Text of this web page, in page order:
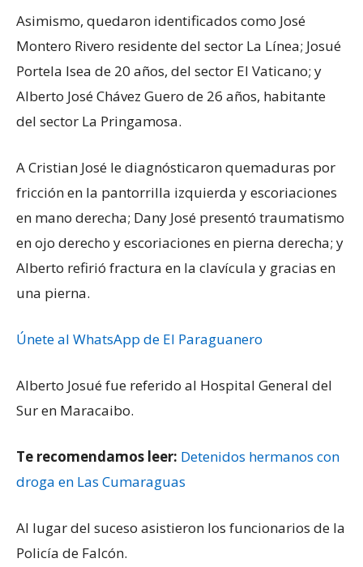
Asimismo, quedaron identificados como José
Montero Rivero residente del sector La Línea; Josué
Portela Isea de 20 años, del sector El Vaticano; y
Alberto José Chávez Guero de 26 años, habitante
del sector La Pringamosa.
A Cristian José le diagnósticaron quemaduras por
fricción en la pantorrilla izquierda y escoriaciones
en mano derecha; Dany José presentó traumatismo
en ojo derecho y escoriaciones en pierna derecha; y
Alberto refirió fractura en la clavícula y gracias en
una pierna.
Únete al WhatsApp de El Paraguanero
Alberto Josué fue referido al Hospital General del
Sur en Maracaibo.
Te recomendamos leer: Detenidos hermanos con
droga en Las Cumaraguas
Al lugar del suceso asistieron los funcionarios de la
Policía de Falcón.